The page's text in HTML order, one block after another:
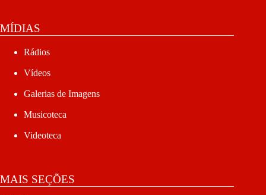
MÍDIAS
Rádios
Vídeos
Galerias de Imagens
Musicoteca
Videoteca
MAIS SEÇÕES